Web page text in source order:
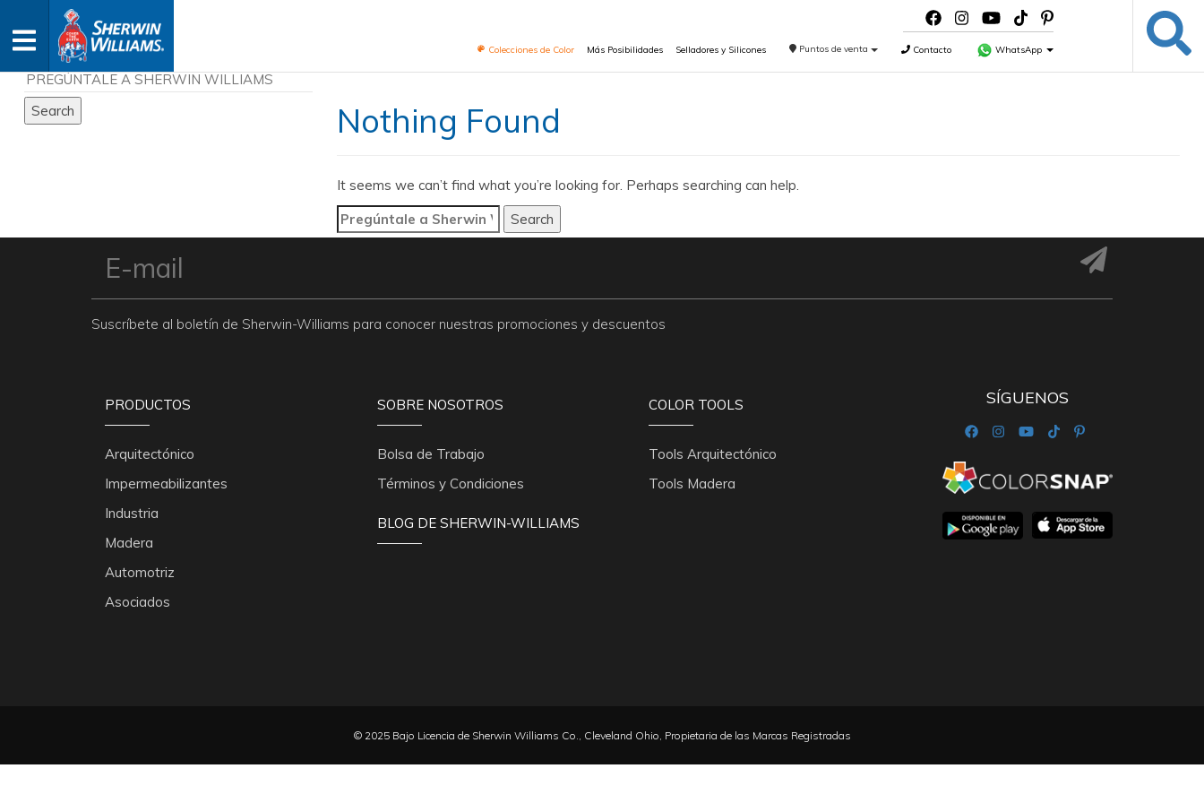
Colecciones de Color Más Posibilidades Selladores y Silicones Puntos de venta Contacto WhatsApp
Nothing Found
It seems we can’t find what you’re looking for. Perhaps searching can help.
Search
for:
Suscríbete al boletín de Sherwin-Williams para conocer nuestras promociones y descuentos
PRODUCTOS
Arquitectónico
Impermeabilizantes
Industria
Madera
Automotriz
Asociados
SOBRE NOSOTROS
Bolsa de Trabajo
Términos y Condiciones
COLOR TOOLS
Tools Arquitectónico
Tools Madera
BLOG DE SHERWIN-WILLIAMS
SÍGUENOS
© 2025 Bajo Licencia de Sherwin Williams Co., Cleveland Ohio, Propietaria de las Marcas Registradas